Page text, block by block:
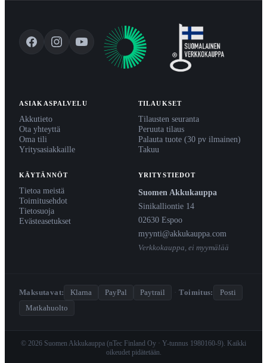
ASIAKASPALVELU
Akkutieto
Ota yhteyttä
Oma tili
Yritysasiakkaille
TILAUKSET
Tilausten seuranta
Peruuta tilaus
Palauta tuote (30 pv ilmainen)
Takuu
KÄYTÄNNÖT
Tietoa meistä
Toimitusehdot
Tietosuoja
Evästeasetukset
YRITYSTIEDOT
Suomen Akkukauppa
Sinikalliontie 14
02630 Espoo
myynti@akkukauppa.com
Verkkokauppa, ei myymälää
Maksutavat: Klarna PayPal Paytrail · Toimitus:
Posti
Matkahuolto
© 2026 Suomen Akkukauppa (nTec Finland Oy · Y-tunnus 1980160-9). Kaikki
oikeudet pidätetään.